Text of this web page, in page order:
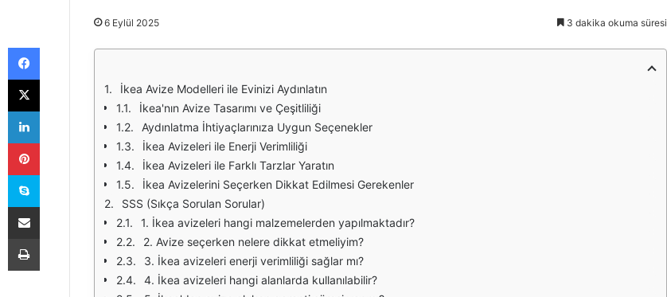
6 Eylül 2025 3 dakika okuma süresi
İkea Avize Modelleri ile Evinizi Aydınlatın
İkea'nın Avize Tasarımı ve Çeşitliliği
Aydınlatma İhtiyaçlarınıza Uygun Seçenekler
İkea Avizeleri ile Enerji Verimliliği
İkea Avizeleri ile Farklı Tarzlar Yaratın
İkea Avizelerini Seçerken Dikkat Edilmesi Gerekenler
SSS (Sıkça Sorulan Sorular)
1. İkea avizeleri hangi malzemelerden yapılmaktadır?
2. Avize seçerken nelere dikkat etmeliyim?
3. İkea avizeleri enerji verimliliği sağlar mı?
4. İkea avizeleri hangi alanlarda kullanılabilir?
Facebook
X
LinkedIn
Pinterest
Skype
E-Posta ile paylaş